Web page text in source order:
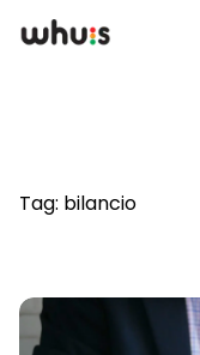
Blog
Tag: bilancio